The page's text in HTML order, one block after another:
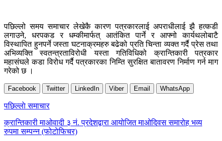
पछिल्लो समय समाचार लेखेकै कारण पत्रकारलाई अपराधीलाई झै हत्कडी
लगाउने, धरपकड र धम्कीमार्फत् आतंकित पार्ने र आफ्नो कार्यथलोबाटै
विस्थापित हुनपर्ने जस्ता घटनाक्रमहरु बढेको प्रति चिन्ता व्यक्त गर्दै प्रेस तथा
अभिव्यक्ति स्वतन्त्रताविरोधी यस्ता गतिविधिको क्रान्तिकारी पत्रकार
महासंघले कडा विरोध गर्दै पत्रकारका निम्ति सुरक्षित बातावरण निर्माण गर्न माग
गरेको छ ।
Facebook Twitter LinkedIn Viber Email WhatsApp
Post
navigation
पछिल्लाे समाचार
क्रान्तिकारी माओवादी ३ नं. प्रदेशद्वारा आयोजित माओदिवस समारोह भव्य
रुपमा सम्पन्न (फोटोफिचर)